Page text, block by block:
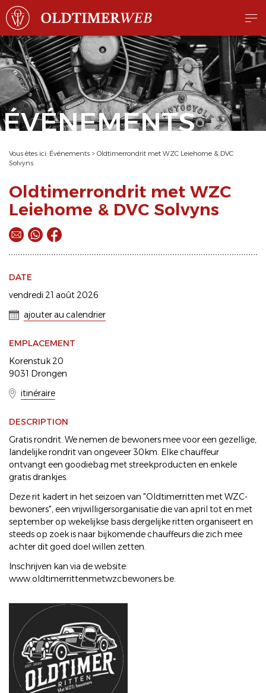
ÉVÉNEMENTS
Vous êtes ici: Événements > Oldtimerrondrit met WZC Leiehome & DVC
Solvyns
Oldtimerrondrit met WZC
Leiehome & DVC Solvyns
DATE
vendredi 21 août 2026
ajouter au calendrier
EMPLACEMENT
Korenstuk 20
9031 Drongen
itinéraire
DESCRIPTION
Gratis rondrit. We nemen de bewoners mee voor een gezellige,
landelijke rondrit van ongeveer 30km. Elke chauffeur
ontvangt een goodiebag met streekproducten en enkele
gratis drankjes.
Deze rit kadert in het seizoen van "Oldtimerritten met WZC-
bewoners", een vrijwilligersorganisatie die van april tot en met
september op wekelijkse basis dergelijke ritten organiseert en
steeds op zoek is naar bijkomende chauffeurs die zich mee
achter dit goed doel willen zetten.
Inschrijven kan via de website:
www.oldtimerrittenmetwzcbewoners.be.